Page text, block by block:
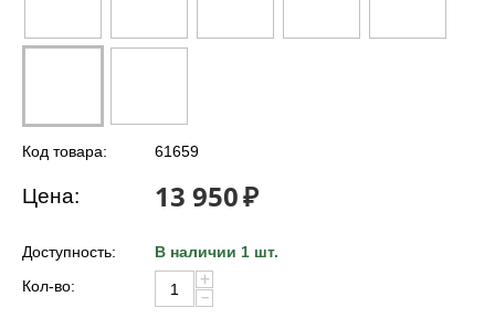
Код товара: 61659
Цена: 13 950₽
Доступность:
В наличии 1 шт.
Кол-во:
+
−